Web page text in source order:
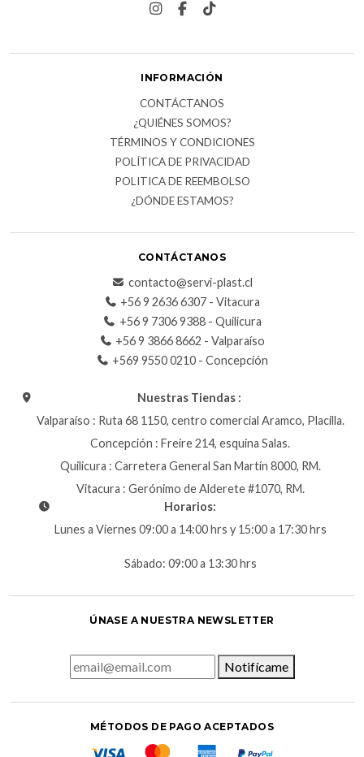
INFORMACIÓN
CONTÁCTANOS
¿QUIÉNES SOMOS?
TÉRMINOS Y CONDICIONES
POLÍTICA DE PRIVACIDAD
POLITICA DE REEMBOLSO
¿DÓNDE ESTAMOS?
CONTÁCTANOS
contacto@servi-plast.cl
+56 9 2636 6307 - Vitacura
+56 9 7306 9388 - Quilicura
+56 9 3866 8662 - Valparaíso
+569 9550 0210 - Concepción
Nuestras Tiendas :
Valparaíso : Ruta 68 1150, centro comercial Aramco, Placilla.
Concepción : Freire 214, esquina Salas.
Quilicura : Carretera General San Martín 8000, RM.
Vitacura : Gerónimo de Alderete #1070, RM.
Horarios:
Lunes a Viernes 09:00 a 14:00 hrs y 15:00 a 17:30 hrs
Sábado: 09:00 a 13:30 hrs
ÚNASE A NUESTRA NEWSLETTER
Notifícame
MÉTODOS DE PAGO ACEPTADOS